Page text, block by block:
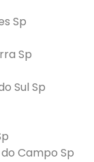
Sp
Sp
Sul Sp
Campo Sp